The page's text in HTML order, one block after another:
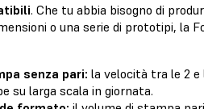
. Che tu abbia bisogno di
o una serie di prototipi, la
senza pari: la velocità tra le 2 e
su larga scala in giornata.